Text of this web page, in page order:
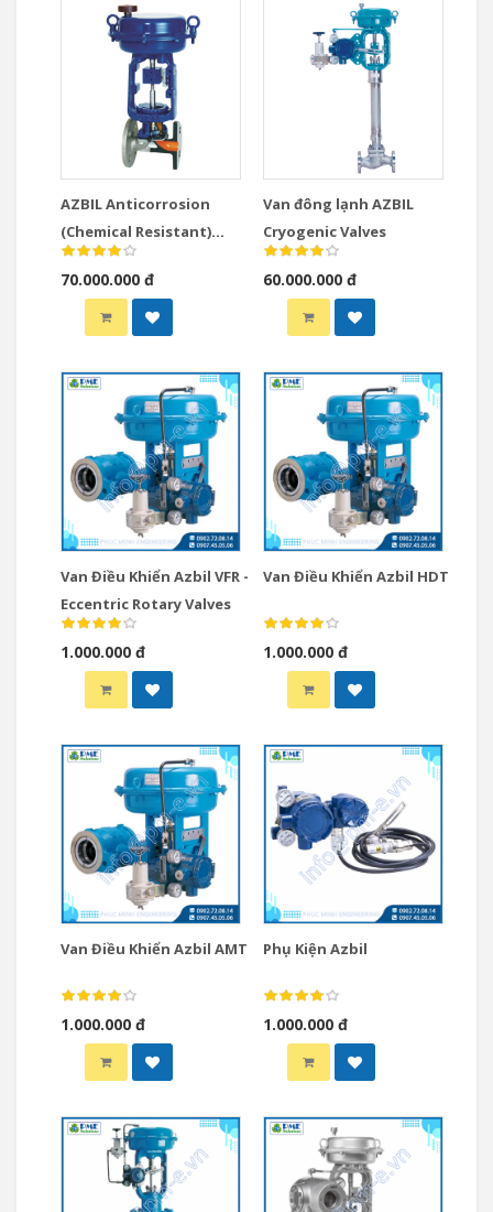
AZBIL Anticorrosion
(Chemical Resistant)
Valves
70.000.000 đ
Van đông lạnh AZBIL
Cryogenic Valves
60.000.000 đ
Van Điều Khiển Azbil VFR -
Eccentric Rotary Valves
1.000.000 đ
Van Điều Khiển Azbil HDT
1.000.000 đ
Van Điều Khiển Azbil AMT
1.000.000 đ
Phụ Kiện Azbil
1.000.000 đ